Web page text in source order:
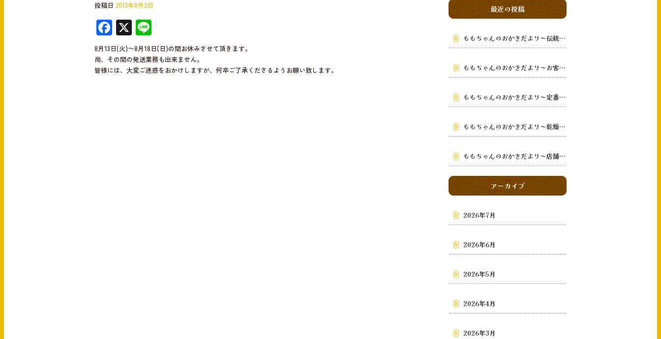
投稿日 2013年8月2日
F
ac
e
b
X
n
e
8月13日(火)〜8月18日(日)の間お休みさせて頂きます。
尚、その間の発送業務も出来ません。
皆様には、大変ご迷惑をおかけしますが、何卒ご了承くださるようお願い致します。
最近の投稿
ももちゃんのおかきだより～伝統の味を次の世代へ～
ももちゃんのおかきだより～お客様の手元まで～
ももちゃんのおかきだより～定番から季節限定まで～
ももちゃんのおかきだより～乾燥・鉄板手焼き
ももちゃんのおかきだより～店舗・通販・地域～
アーカイブ
2026年7月
2026年6月
2026年5月
2026年4月
2026年3月